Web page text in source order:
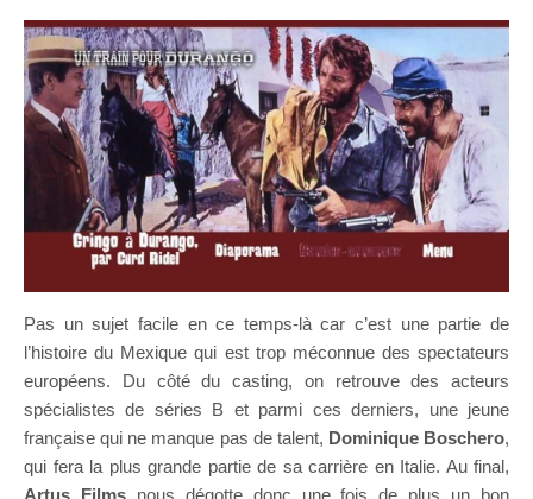
Pas un sujet facile en ce temps-là car c’est une partie de
l’histoire du Mexique qui est trop méconnue des spectateurs
européens. Du côté du casting, on retrouve des acteurs
spécialistes de séries B et parmi ces derniers, une jeune
française qui ne manque pas de talent, Dominique Boschero,
qui fera la plus grande partie de sa carrière en Italie. Au final,
Artus Filmsnous dégotte donc une fois de plus un bon